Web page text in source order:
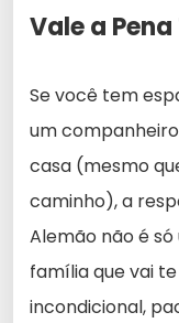
Vale a
Se você tem
um
casa (mesmo
caminho), a
Alemão não é
família que vai
incondicional,